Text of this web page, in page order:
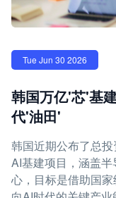
Tue Jun 30 2026
韩国万亿'芯'基
代'油田'
韩国近期公布了总
AI基建项目，涵盖
心，目标是借助国